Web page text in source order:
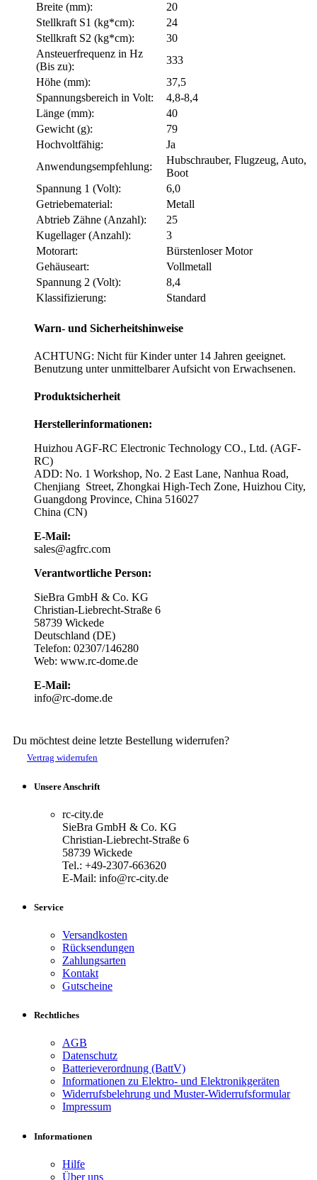
Breite (mm):
20
Stellkraft S1 (kg*cm):
24
Stellkraft S2 (kg*cm):
30
Ansteuerfrequenz in Hz
(Bis zu):
333
Höhe (mm):
37,5
Spannungsbereich in Volt:
4,8-8,4
Länge (mm):
40
Gewicht (g):
79
Hochvoltfähig:
Ja
Anwendungsempfehlung:
Hubschrauber, Flugzeug, Auto,
Boot
Spannung 1 (Volt):
6,0
Getriebematerial:
Metall
Abtrieb Zähne (Anzahl):
25
Kugellager (Anzahl):
3
Motorart:
Bürstenloser Motor
Gehäuseart:
Vollmetall
Spannung 2 (Volt):
8,4
Klassifizierung:
Standard
Warn- und Sicherheitshinweise
ACHTUNG: Nicht für Kinder unter 14 Jahren geeignet.
Benutzung unter unmittelbarer Aufsicht von Erwachsenen.
Produktsicherheit
Herstellerinformationen:
Huizhou AGF-RC Electronic Technology CO., Ltd. (AGF-
RC)
ADD: No. 1 Workshop, No. 2 East Lane, Nanhua Road,
Chenjiang Street, Zhongkai High-Tech Zone, Huizhou City,
Guangdong Province, China 516027
China (CN)
E-Mail:
sales@agfrc.com
Verantwortliche Person:
SieBra GmbH & Co. KG
Christian-Liebrecht-Straße 6
58739 Wickede
Deutschland (DE)
Telefon: 02307/146280
Web: www.rc-dome.de
E-Mail:
info@rc-dome.de
Du möchtest deine letzte Bestellung widerrufen?
Vertrag widerrufen
Unsere Anschrift
rc-city.de
SieBra GmbH & Co. KG
Christian-Liebrecht-Straße 6
58739 Wickede
Tel.: +49-2307-663620
E-Mail: info@rc-city.de
Service
Versandkosten
Rücksendungen
Zahlungsarten
Kontakt
Gutscheine
Rechtliches
AGB
Datenschutz
Batterieverordnung (BattV)
Informationen zu Elektro- und Elektronikgeräten
Widerrufsbelehrung und Muster-Widerrufsformular
Impressum
Informationen
Hilfe
Über uns